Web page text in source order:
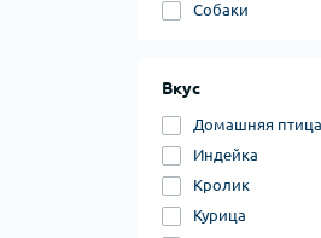
Собаки
Вкус
Домашняя птица
Индейка
Кролик
Курица